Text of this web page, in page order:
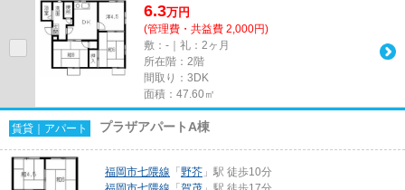
6.3万円
(管理費・共益費 2,000円)
敷：-｜礼：2ヶ月
所在階：2階
間取り：3DK
面積：47.60㎡
賃貸｜アパート プラザアパートA棟
福岡市七隈線 「 野芥 」駅 徒歩10分